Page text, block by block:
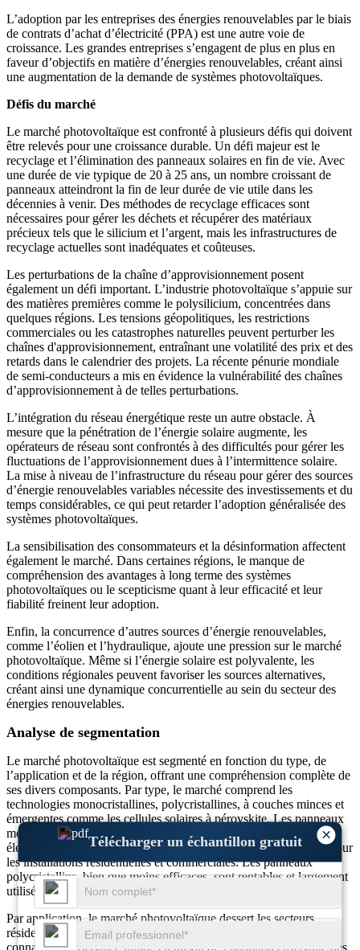
×
Télécharger un échantillon gratuit
L’adoption par les entreprises des énergies renouvelables par le biais
de contrats d’achat d’électricité (PPA) est une autre voie de
croissance. Les grandes entreprises s’engagent de plus en plus en
faveur d’objectifs en matière d’énergies renouvelables, créant ainsi
une augmentation de la demande de systèmes photovoltaïques.
Défis du marché
Le marché photovoltaïque est confronté à plusieurs défis qui doivent
être relevés pour une croissance durable. Un défi majeur est le
recyclage et l’élimination des panneaux solaires en fin de vie. Avec
une durée de vie typique de 20 à 25 ans, un nombre croissant de
panneaux atteindront la fin de leur durée de vie utile dans les
décennies à venir. Des méthodes de recyclage efficaces sont
nécessaires pour gérer les déchets et récupérer des matériaux
précieux tels que le silicium et l’argent, mais les infrastructures de
recyclage actuelles sont inadéquates et coûteuses.
Les perturbations de la chaîne d’approvisionnement posent
également un défi important. L’industrie photovoltaïque s’appuie sur
des matières premières comme le polysilicium, concentrées dans
quelques régions. Les tensions géopolitiques, les restrictions
commerciales ou les catastrophes naturelles peuvent perturber les
chaînes d'approvisionnement, entraînant une volatilité des prix et des
retards dans le calendrier des projets. La récente pénurie mondiale
de semi-conducteurs a mis en évidence la vulnérabilité des chaînes
d’approvisionnement à de telles perturbations.
L’intégration du réseau énergétique reste un autre obstacle. À
mesure que la pénétration de l’énergie solaire augmente, les
opérateurs de réseau sont confrontés à des difficultés pour gérer les
fluctuations de l’approvisionnement dues à l’intermittence solaire.
La mise à niveau de l’infrastructure du réseau pour gérer des sources
d’énergie renouvelables variables nécessite des investissements et du
temps considérables, ce qui peut retarder l’adoption généralisée des
systèmes photovoltaïques.
La sensibilisation des consommateurs et la désinformation affectent
également le marché. Dans certaines régions, le manque de
compréhension des avantages à long terme des systèmes
photovoltaïques ou le scepticisme quant à leur efficacité et leur
fiabilité freinent leur adoption.
Enfin, la concurrence d’autres sources d’énergie renouvelables,
comme l’éolien et l’hydraulique, ajoute une pression sur le marché
photovoltaïque. Même si l’énergie solaire est polyvalente, les
conditions régionales peuvent favoriser les sources alternatives,
créant ainsi une dynamique concurrentielle au sein du secteur des
énergies renouvelables.
Analyse de segmentation
Le marché photovoltaïque est segmenté en fonction du type, de
l’application et de la région, offrant une compréhension complète de
ses divers composants. Par type, le marché comprend les
technologies monocristallines, polycristallines, à couches minces et
émergentes comme les cellules solaires à pérovskite. Les panneaux
monocristallins dominent le marché en raison de leur rendement
élevé et de leur durée de vie plus longue, ce qui les rend idéaux pour
les installations résidentielles et commerciales. Les panneaux
polycristallins, bien que moins efficaces, sont rentables et largement
utilisés dans les projets à grande échelle.
Par application, le marché photovoltaïque dessert les secteurs
résidentiels, commerciaux et industriels. Le segment résidentiel